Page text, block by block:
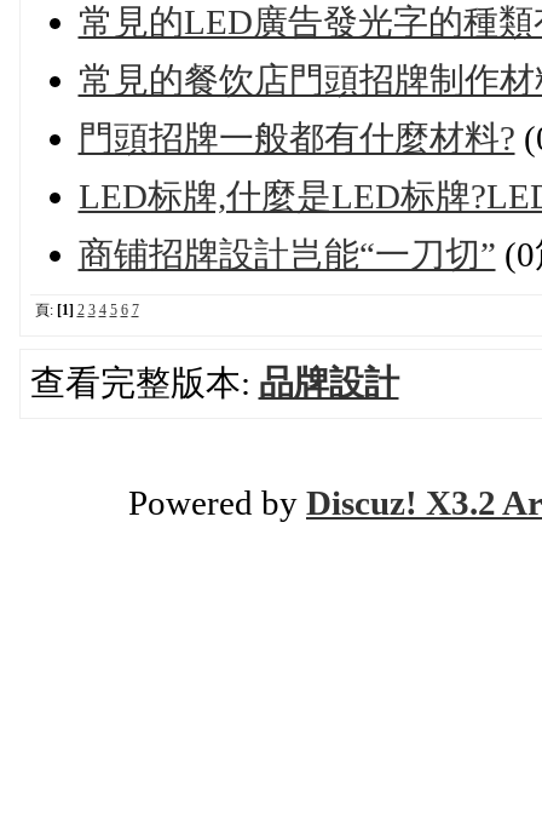
常見的LED廣告發光字的種類
常見的餐饮店門頭招牌制作
門頭招牌一般都有什麼材料?
LED标牌,什麼是LED标牌
商铺招牌設計岂能“一刀切”
頁: [1] 2 3 4 5 6 7
查看完整版本: 品牌設計
Powered by Discuz! X3.2